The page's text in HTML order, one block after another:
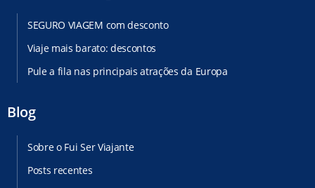
SEGURO VIAGEM com desconto
Viaje mais barato: descontos
Pule a fila nas principais atrações da Europa
Blog
Sobre o Fui Ser Viajante
Posts recentes